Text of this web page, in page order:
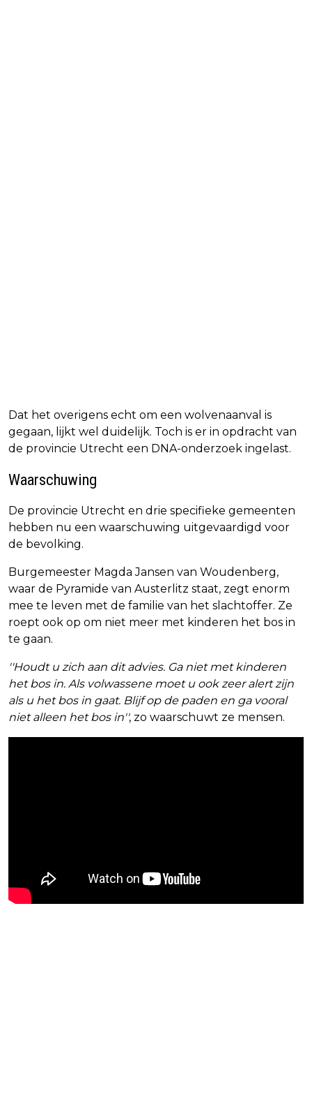
Dat het overigens echt om een wolvenaanval is
gegaan, lijkt wel duidelijk. Toch is er in opdracht van
de provincie Utrecht een DNA-onderzoek ingelast.
Waarschuwing
De provincie Utrecht en drie specifieke gemeenten
hebben nu een waarschuwing uitgevaardigd voor
de bevolking.
Burgemeester Magda Jansen van Woudenberg,
waar de Pyramide van Austerlitz staat, zegt enorm
mee te leven met de familie van het slachtoffer. Ze
roept ook op om niet meer met kinderen het bos in
te gaan.
''Houdt u zich aan dit advies. Ga niet met kinderen
het bos in. Als volwassene moet u ook zeer alert zijn
als u het bos in gaat. Blijf op de paden en ga vooral
niet alleen het bos in'', zo waarschuwt ze mensen.